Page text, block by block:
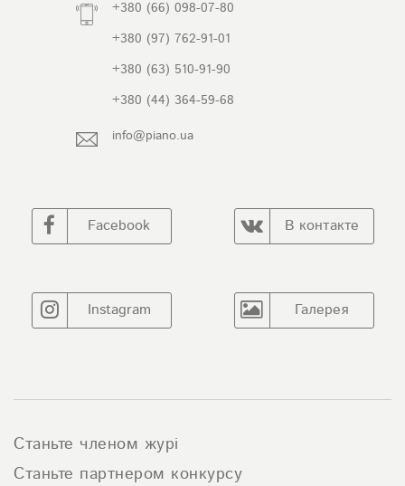
+380 (66) 098-07-80
+380 (97) 762-91-01
+380 (63) 510-91-90
+380 (44) 364-59-68
info@piano.ua
Facebook В контакте
Instagram Галерея
Станьте членом журі
Станьте партнером конкурсу